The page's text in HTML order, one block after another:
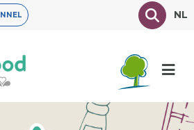
TexteNL